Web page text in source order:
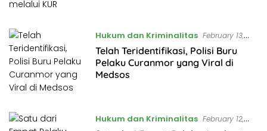
Hukum dan Kriminalitas February 13,
2023
Telah Teridentifikasi, Polisi Buru
Pelaku Curanmor yang Viral di
Medsos
Hukum dan Kriminalitas February 12,